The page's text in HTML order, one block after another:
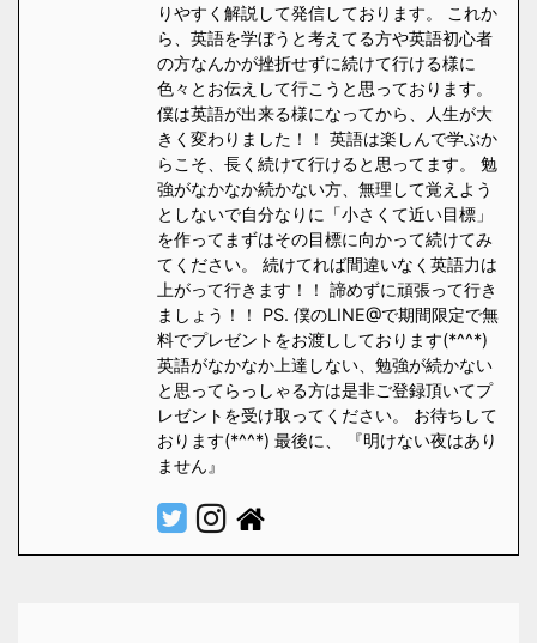
りやすく解説して発信しております。 これか
ら、英語を学ぼうと考えてる方や英語初心者
の方なんかが挫折せずに続けて行ける様に
色々とお伝えして行こうと思っております。
僕は英語が出来る様になってから、人生が大
きく変わりました！！ 英語は楽しんで学ぶか
らこそ、長く続けて行けると思ってます。 勉
強がなかなか続かない方、無理して覚えよう
としないで自分なりに「小さくて近い目標」
を作ってまずはその目標に向かって続けてみ
てください。 続けてれば間違いなく英語力は
上がって行きます！！ 諦めずに頑張って行き
ましょう！！ PS. 僕のLINE@で期間限定で無
料でプレゼントをお渡ししております(*^^*)
英語がなかなか上達しない、勉強が続かない
と思ってらっしゃる方は是非ご登録頂いてプ
レゼントを受け取ってください。 お待ちして
おります(*^^*) 最後に、 『明けない夜はあり
ません』